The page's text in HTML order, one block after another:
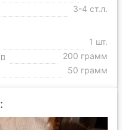
3-4 ст.л.
1 шт.
200 грамм
50 грамм
: